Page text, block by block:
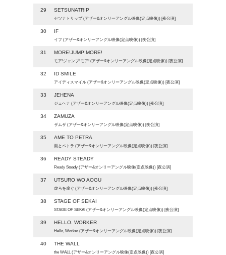
29 SETSUNATRIP
セツナトリップ (アザー&オンリーアングル映像(定点映像)) [夜公演]
30 IF
イフ (アザー&オンリーアングル映像(定点映像)) [夜公演]
31 MORE!JUMP!MORE!
モア!ジャンプ!モア! (アザー&オンリーアングル映像(定点映像)) [夜公演]
32 ID SMILE
アイディスマイル (アザー&オンリーアングル映像(定点映像)) [夜公演]
33 JEHENA
ジェヘナ (アザー&オンリーアングル映像(定点映像)) [夜公演]
34 ZAMUZA
ザムザ (アザー&オンリーアングル映像(定点映像)) [夜公演]
35 AME TO PETRA
雨とペトラ (アザー&オンリーアングル映像(定点映像)) [夜公演]
36 READY STEADY
Ready Steady (アザー&オンリーアングル映像(定点映像)) [夜公演]
37 UTSURO WO AOGU
虚ろを扇ぐ (アザー&オンリーアングル映像(定点映像)) [夜公演]
38 STAGE OF SEKAI
STAGE OF SEKAI (アザー&オンリーアングル映像(定点映像)) [夜公演]
39 HELLO. WORKER
Hello, Worker (アザー&オンリーアングル映像(定点映像)) [夜公演]
40 THE WALL
the WALL (アザー&オンリーアングル映像(定点映像)) [夜公演]